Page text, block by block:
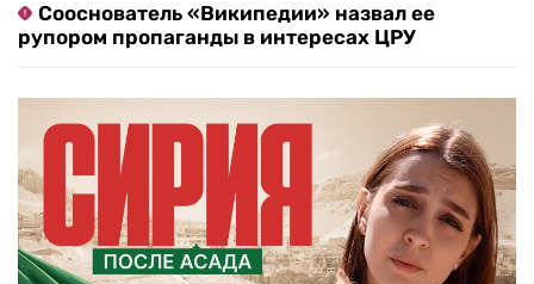
Сооснователь «Википедии» назвал ее
рупором пропаганды в интересах ЦРУ